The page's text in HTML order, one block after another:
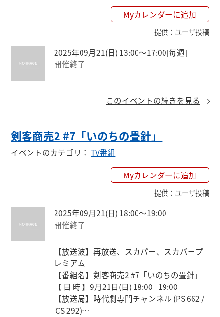
Myカレンダーに追加
提供： ユーザ投稿
2025年09月21(日) 13:00〜17:00[毎週]
開催終了
このイベントの続きを見る
剣客商売2 #7「いのちの畳針」
イベントのカテゴリ ： TV番組
Myカレンダーに追加
提供： ユーザ投稿
2025年09月21(日) 18:00〜19:00
開催終了
【放送波】再放送、スカパー、スカパープ
レミアム
【番組名】剣客商売2 #7「いのちの畳針」
【 日 時 】9月21日(日) 18:00 - 19:00
【放送局】時代劇専門チャンネル (PS 662 /
CS 292)